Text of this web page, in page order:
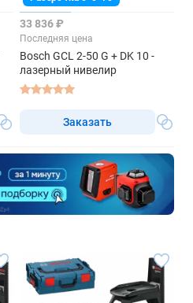
33 836 ₽
Последняя цена
Bosch GCL 2-50 G + DK 10 -
лазерный нивелир
Заказать